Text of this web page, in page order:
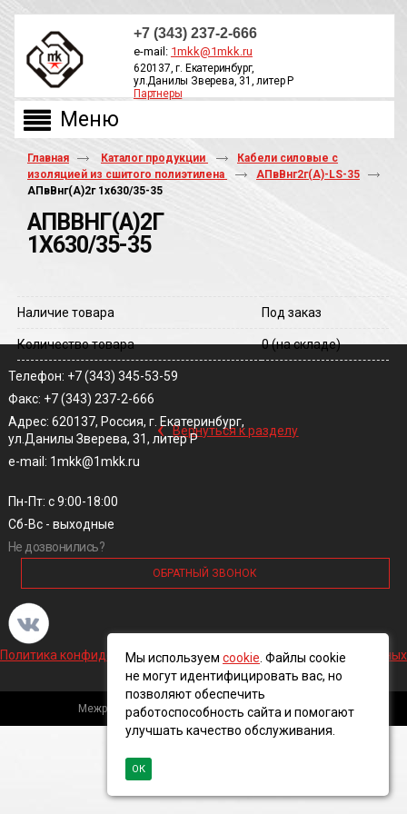
+7 (343) 237-2-666
e-mail: 1mkk@1mkk.ru
620137, г. Екатеринбург,
ул.Данилы Зверева, 31, литер Р
Партнеры
Главная Каталог продукции
Кабели силовые с
изоляцией из сшитого полиэтилена
АПвВнг2г(А)-LS-35
АПвВнг(A)2г 1х630/35-35
АПВВНГ(A)2Г
1Х630/35-35
Наличие товара Под заказ
Количество товара 0(на складе)
‹ Вернуться к разделу
Телефон: +7 (343) 345-53-59
Факс: +7 (343) 237-2-666
Адрес: 620137, Россия, г. Екатеринбург,
ул.Данилы Зверева, 31, литер Р
e-mail: 1mkk@1mkk.ru
Пн-Пт: с 9:00-18:00
Сб-Вс - выходные
Не дозвонились?
ОБРАТНЫЙ ЗВОНОК
Политика конфиденциальности и обработки персональных данных
Межрегиональная кабельная компания, 2016 ©
Мы используем cookie . Файлы cookie
не могут идентифицировать вас, но
позволяют обеспечить
работоспособность сайта и помогают
улучшать качество обслуживания.
ОК